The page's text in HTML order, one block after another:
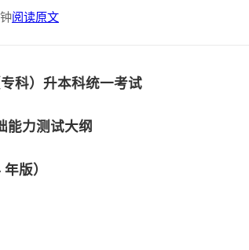
阅读原文
科）升本科统一考试
能力测试大纲
年版）